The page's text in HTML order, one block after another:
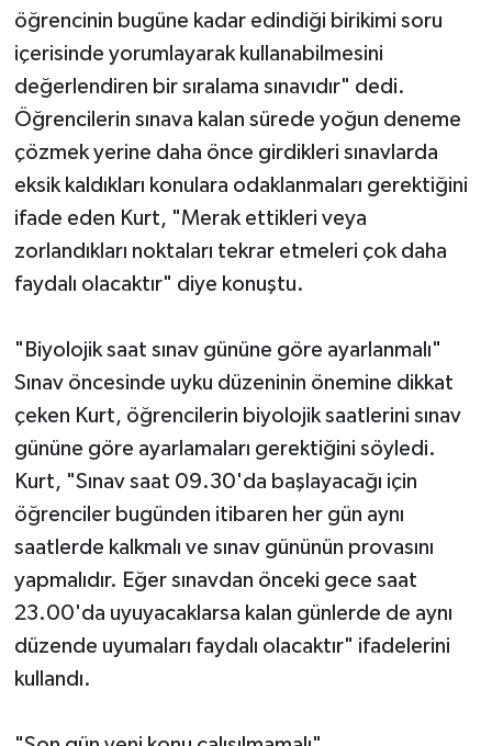
öğrencinin bugüne kadar edindiği birikimi soru
içerisinde yorumlayarak kullanabilmesini
değerlendiren bir sıralama sınavıdır" dedi.
Öğrencilerin sınava kalan sürede yoğun deneme
çözmek yerine daha önce girdikleri sınavlarda
eksik kaldıkları konulara odaklanmaları gerektiğini
ifade eden Kurt, "Merak ettikleri veya
zorlandıkları noktaları tekrar etmeleri çok daha
faydalı olacaktır" diye konuştu.
"Biyolojik saat sınav gününe göre ayarlanmalı"
Sınav öncesinde uyku düzeninin önemine dikkat
çeken Kurt, öğrencilerin biyolojik saatlerini sınav
gününe göre ayarlamaları gerektiğini söyledi.
Kurt, "Sınav saat 09.30'da başlayacağı için
öğrenciler bugünden itibaren her gün aynı
saatlerde kalkmalı ve sınav gününün provasını
yapmalıdır. Eğer sınavdan önceki gece saat
23.00'da uyuyacaklarsa kalan günlerde de aynı
düzende uyumaları faydalı olacaktır" ifadelerini
kullandı.